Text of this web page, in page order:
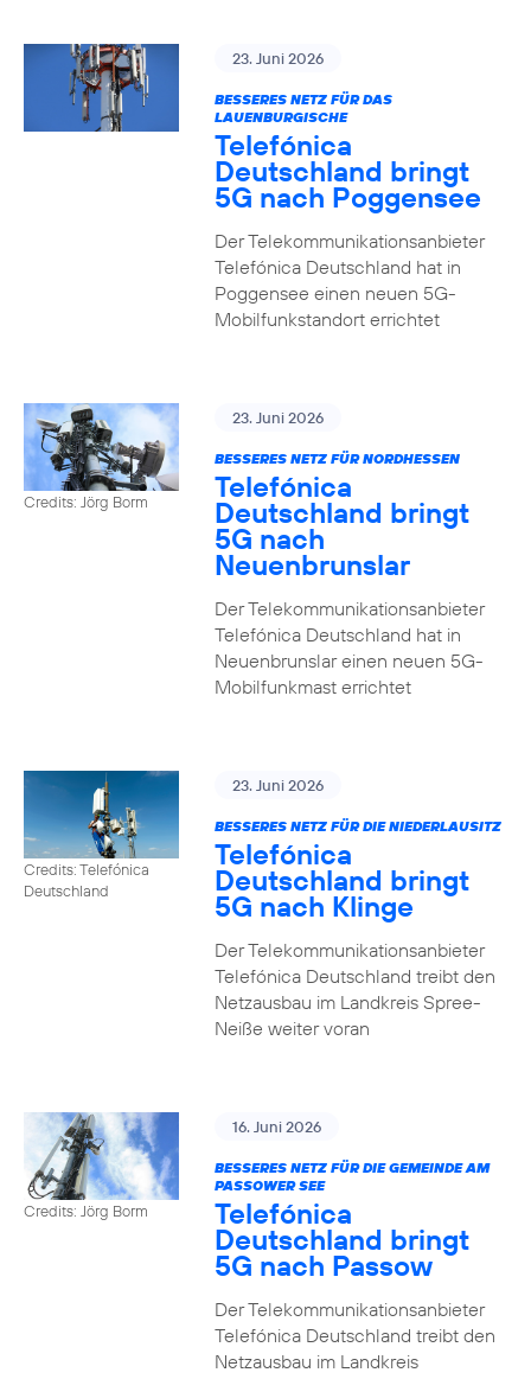
23. Juni 2026
BESSERES NETZ FÜR DAS
LAUENBURGISCHE
Telefónica
Deutschland bringt
5G nach Poggensee
Der Telekommunikationsanbieter
Telefónica Deutschland hat in
Poggensee einen neuen 5G-
Mobilfunkstandort errichtet
Credits: Jörg Borm
23. Juni 2026
BESSERES NETZ FÜR NORDHESSEN
Telefónica
Deutschland bringt
5G nach
Neuenbrunslar
Der Telekommunikationsanbieter
Telefónica Deutschland hat in
Neuenbrunslar einen neuen 5G-
Mobilfunkmast errichtet
Credits: Telefónica
Deutschland
23. Juni 2026
BESSERES NETZ FÜR DIE NIEDERLAUSITZ
Telefónica
Deutschland bringt
5G nach Klinge
Der Telekommunikationsanbieter
Telefónica Deutschland treibt den
Netzausbau im Landkreis Spree-
Neiße weiter voran
Credits: Jörg Borm
16. Juni 2026
BESSERES NETZ FÜR DIE GEMEINDE AM
PASSOWER SEE
Telefónica
Deutschland bringt
5G nach Passow
Der Telekommunikationsanbieter
Telefónica Deutschland treibt den
Netzausbau im Landkreis